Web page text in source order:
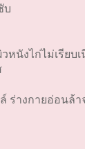
บ
นังไก่ไม่เรียบ
ร่างกายอ่อนล้า